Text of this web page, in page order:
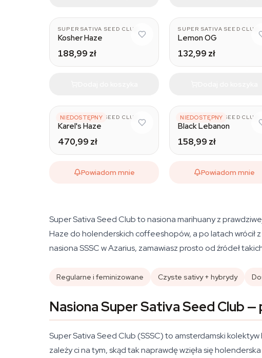
SUPER SATIVA SEED CLUB
Kosher Haze
188,99 zł
SUPER SATIVA SEED CLUB
Lemon OG
132,99 zł
NIEDOSTĘPNY
SUPER SATIVA SEED CLUB
Karel's Haze
470,99 zł
Powiadom mnie
NIEDOSTĘPNY
SUPER SATIVA SEED CLUB
Black Lebanon
158,99 zł
Powiadom mnie
Super Sativa Seed Club to nasiona marihuany z
Haze do holenderskich coffeeshopów, a po latach
nasiona SSSC w Azarius, zamawiasz prosto od źródeł
Regularne i feminizowane Czyste sativy + hybrydy
Nasiona Super Sativa Seed Club
Super Sativa Seed Club (SSSC) to amsterdamski
zależy ci na tym, skąd tak naprawdę wzięła się